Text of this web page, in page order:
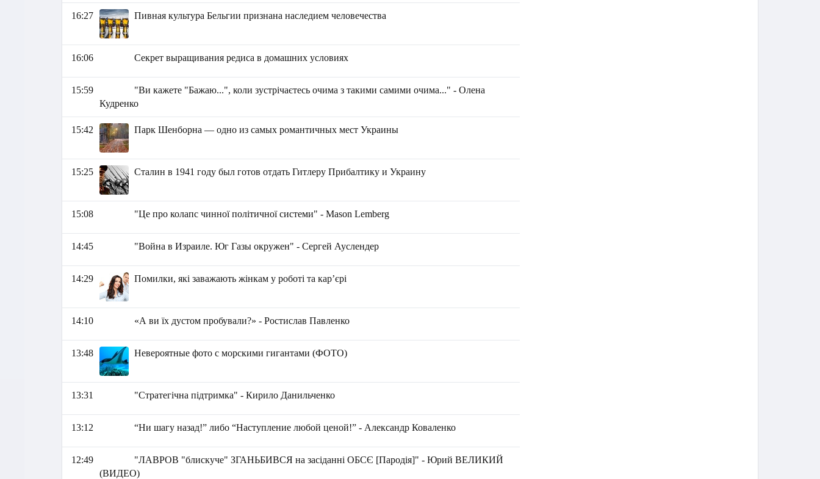
16:27 Пивная культура Бельгии признана наследием человечества
16:06 Секрет выращивания редиса в домашних условиях
15:59
"Ви кажете "Бажаю...", коли зустрічаєтесь очима з такими самими очима..." - Олена
Кудренко
15:42 Парк Шенборна — одно из самых романтичных мест Украины
15:25 Сталин в 1941 году был готов отдать Гитлеру Прибалтику и Украину
15:08 "Це про колапс чинної політичної системи" - Маson Lemberg
14:45 "Война в Израиле. Юг Газы окружен" - Сергей Ауслендер
14:29 Помилки, які заважають жінкам у роботі та кар’єрі
14:10 «А ви їх дустом пробували?» - Ростислав Павленко
13:48 Невероятные фото с морскими гигантами (ФОТО)
13:31 "Стратегічна підтримка" - Кирило Данильченко
13:12 “Ни шагу назад!” либо “Наступление любой ценой!” - Александр Коваленко
12:49
"ЛАВРОВ "блискуче" ЗГАНЬБИВСЯ на засіданні ОБСЄ [Пародія]" - Юрий ВЕЛИКИЙ
(ВИДЕО)